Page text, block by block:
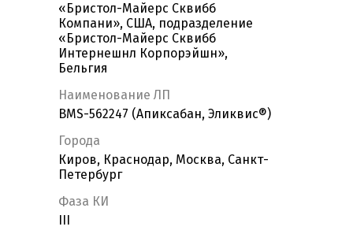
«Бристол-Майерс Сквибб
Компани», США, подразделение
«Бристол-Майерс Сквибб
Интернешнл Корпорэйшн»,
Бельгия
Наименование ЛП
BMS-562247 (Апиксабан, Эликвис®)
Города
Киров, Краснодар, Москва, Санкт-
Петербург
Фаза КИ